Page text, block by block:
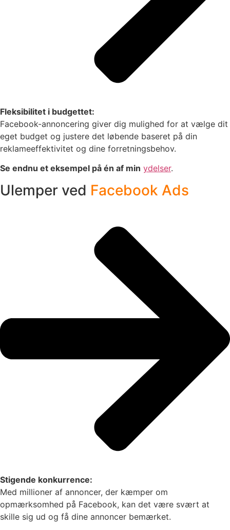
Fleksibilitet i budgettet:
Facebook-annoncering giver dig mulighed for at vælge dit
eget budget og justere det løbende baseret på din
reklameeffektivitet og dine forretningsbehov.
Se endnu et eksempel på én af min ydelser.
Ulemper ved Facebook Ads
Stigende konkurrence:
Med millioner af annoncer, der kæmper om
opmærksomhed på Facebook, kan det være svært at
skille sig ud og få dine annoncer bemærket.